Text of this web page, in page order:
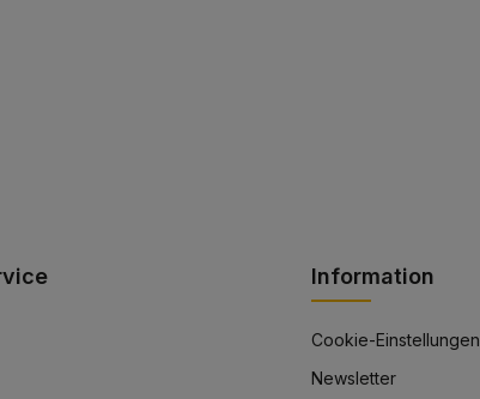
Information
Cookie-Einstellungen
Newsletter